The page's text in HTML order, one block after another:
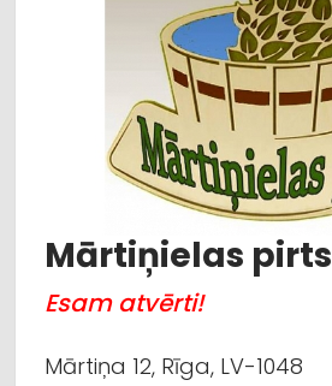
Mārtiņielas pirts
Esam atvērti!
Mārtiņa 12, Rīga, LV-1048